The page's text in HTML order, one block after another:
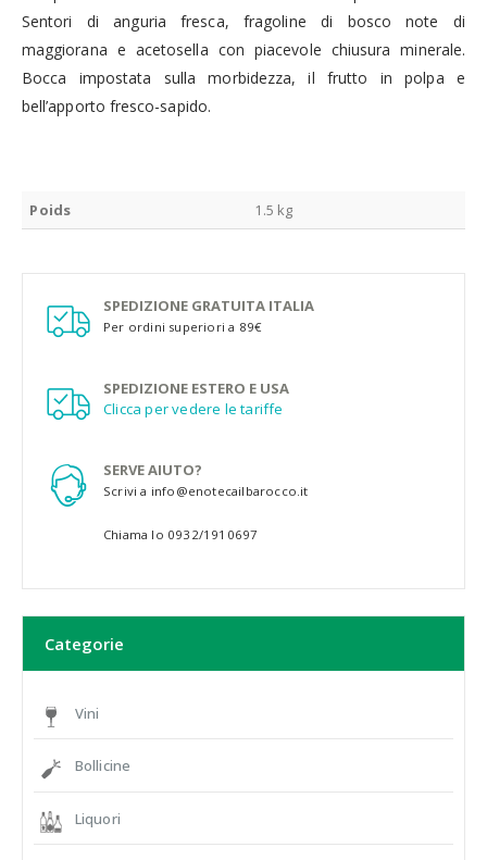
Sentori di anguria fresca, fragoline di bosco note di
maggiorana e acetosella con piacevole chiusura minerale.
Bocca impostata sulla morbidezza, il frutto in polpa e
bell’apporto fresco-sapido.
Poids 1.5 kg
SPEDIZIONE GRATUITA ITALIA
Per ordini superiori a 89€
SPEDIZIONE ESTERO E USA
Clicca per vedere le tariffe
SERVE AIUTO?
Scrivi a info@enotecailbarocco.it
Chiama lo 0932/1910697
Categorie
Vini
Bollicine
Liquori